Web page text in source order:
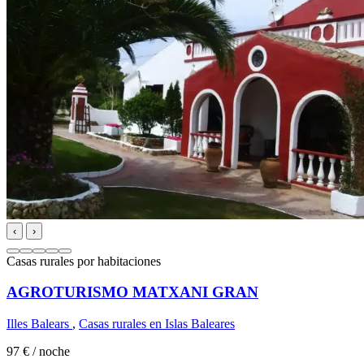
‹ ›
Casas rurales por habitaciones
AGROTURISMO MATXANI GRAN
Illes Balears , Casas rurales en Islas Baleares
97 € / noche